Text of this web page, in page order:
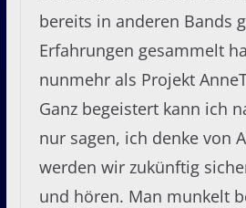
bereits in anderen Bands
Erfahrungen gesammelt
nunmehr als Projekt
Ganz begeistert kann ich
nur sagen, ich denke von
werden wir zukünftig
und hören. Man munkelt